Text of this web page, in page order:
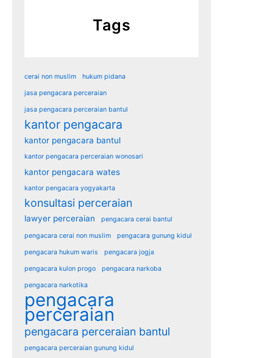
Tags
cerai non muslim hukum pidana
jasa pengacara perceraian
jasa pengacara perceraian bantul
kantor pengacara
kantor pengacara bantul
kantor pengacara perceraian wonosari
kantor pengacara wates
kantor pengacara yogyakarta
konsultasi perceraian
lawyer perceraian pengacara cerai bantul
pengacara cerai non muslim pengacara gunung kidul
pengacara hukum waris pengacara jogja
pengacara kulon progo pengacara narkoba
pengacara narkotika
pengacara
perceraian
pengacara perceraian bantul
pengacara perceraian gunung kidul